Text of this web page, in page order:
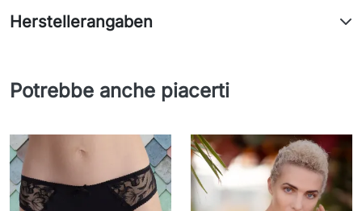
Herstellerangaben
Potrebbe anche piacerti